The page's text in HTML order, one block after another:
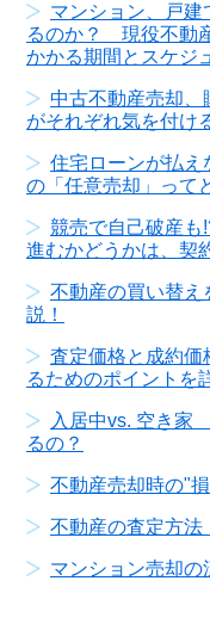
マンション、戸
るのか？ 現役不動
かかる期間とスケジ
中古不動産売却、
がそれぞれ気を付け
住宅ローンが払え
の「任意売却」って
競売で自己破産も
進むかどうかは、契
不動産の買い替え
説！
査定価格と成約価
るためのポイントを
入居中vs. 空き家
るの？
不動産売却時の"
不動産の査定方法
マンション売却の